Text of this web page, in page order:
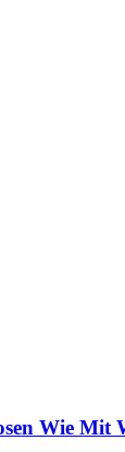
Wie Mit